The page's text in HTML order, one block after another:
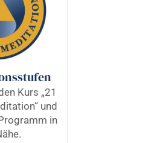
Kurs „21
und
in